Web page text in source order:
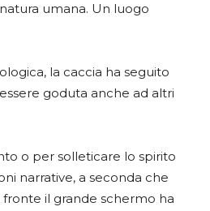
umana. Un luogo
la caccia ha seguito
goduta anche ad altri
o per solleticare lo spirito
narrative, a seconda che
il grande schermo ha